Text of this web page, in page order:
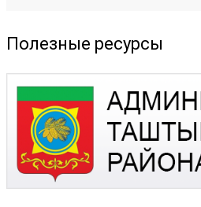
Полезные ресурсы